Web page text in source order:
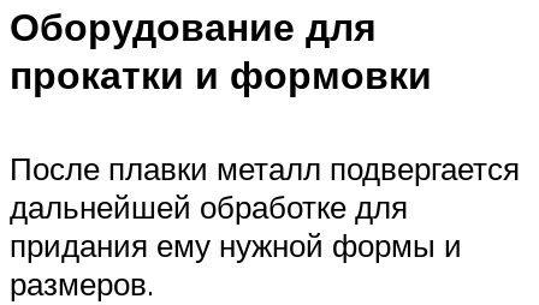
Оборудование для
прокатки и формовки
После плавки металл подвергается
дальнейшей обработке для
придания ему нужной формы и
размеров.